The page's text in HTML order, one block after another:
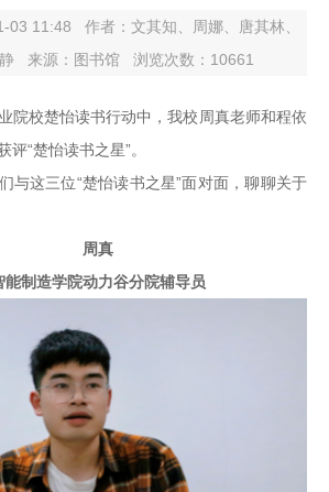
03 11:48
作者：文其知、周娜、唐其林、
来源：图书馆 浏览次数： 10661
校楚怡读书行动中，我校周真老师和程依
“楚怡读书之星”。
这三位“楚怡读书之星”面对面，聊聊关于
周真
能制造学院动力谷分院辅导员